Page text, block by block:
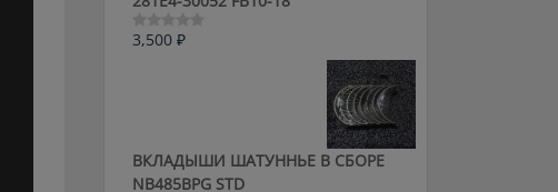
Оценка
3,500 ₽
ВКЛАДЫШИ ШАТУННЬЕ В СБОРЕ
NB485BPG STD